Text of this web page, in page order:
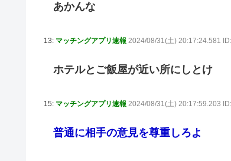
あかんな
13: マッチングアプリ速報 2024/08/31(土) 20:17:24.581
ホテルとご飯屋が近い所にしとけ
15: マッチングアプリ速報 2024/08/31(土) 20:17:59.203
普通に相手の意見を尊重しろよ